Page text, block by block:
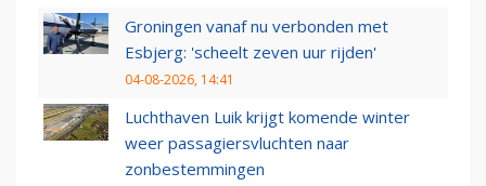
Groningen vanaf nu verbonden met
Esbjerg: 'scheelt zeven uur rijden'
04-08-2026, 14:41
Luchthaven Luik krijgt komende winter
weer passagiersvluchten naar
zonbestemmingen